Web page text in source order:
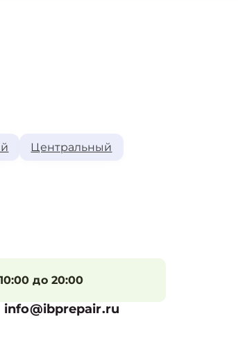
Центральный
до 20:00
info@ibprepair.ru